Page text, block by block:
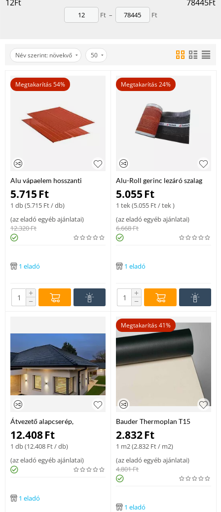
és mezőgazdasági épületekhez egyaránt. A falprofilok és tetőlemezek
könnyen szerelhetők, és hosszú távon biztosítják az épület védelmét.
Trapézlemezek és szendvicspanelek több méretben
Tetőfedési rendszerek és kiegészítők
Fedezd fel az eBauDepo Tetőfedés és falprofilok kategóriáját –
modern, tartós és gazdaságos megoldások minden építkezéshez!
12Ft 78445Ft
Ft – Ft
Név szerint: növekvő 50
Megtakarítás 54%
Alu vápaelem hosszanti
bordázott 50x200 cm
téglavörös
5.715Ft
1 db (5.715 Ft/ db)
(az eladó egyéb ajánlatai)
12.320Ft
1 eladó
+
−
Megtakarítás 24%
Alu-Roll gerinc lezáró szalag
barna 5fm/tek
5.055Ft
1 tek (5.055 Ft/ tek )
(az eladó egyéb ajánlatai)
6.668Ft
1 eladó
+
−
Átvezető alapcserép,
univerzális flex antracit
12.408Ft
1 db (12.408 Ft/ db)
(az eladó egyéb ajánlatai)
1 eladó
Megtakarítás 41%
Bauder Thermoplan T15
tetőszigetelő lemez
gyöngyfehér 1,5 mm
2.832Ft
1 m2 (2.832 Ft/ m2)
(az eladó egyéb ajánlatai)
4.801Ft
1 eladó